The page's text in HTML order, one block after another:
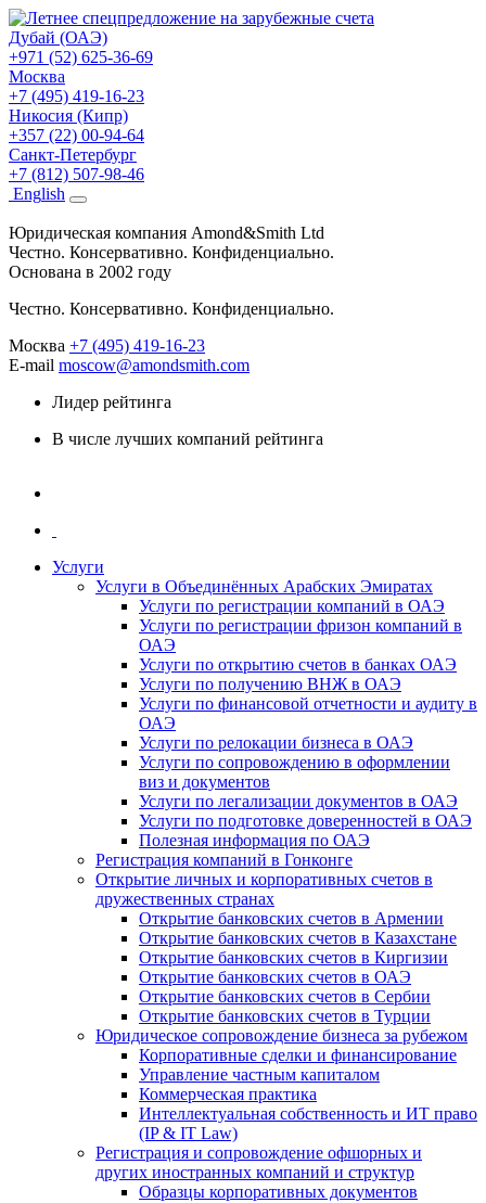
Дубай (ОАЭ)
+971 (52) 625-36-69
Москва
+7 (495) 419-16-23
Никосия (Кипр)
+357 (22) 00-94-64
Санкт-Петербург
+7 (812) 507-98-46
English
Юридическая компания Amond&Smith Ltd
Честно. Консервативно. Конфиденциально.
Основана в 2002 году
Честно. Консервативно. Конфиденциально.
Москва +7 (495) 419-16-23
E-mail moscow@amondsmith.com
Лидер рейтинга
В числе лучших компаний рейтинга
Услуги
Услуги в Объединённых Арабских Эмиратах
Услуги по регистрации компаний в ОАЭ
Услуги по регистрации фризон компаний в
ОАЭ
Услуги по открытию счетов в банках ОАЭ
Услуги по получению ВНЖ в ОАЭ
Услуги по финансовой отчетности и аудиту в
ОАЭ
Услуги по релокации бизнеса в ОАЭ
Услуги по сопровождению в оформлении
виз и документов
Услуги по легализации документов в ОАЭ
Услуги по подготовке доверенностей в ОАЭ
Полезная информация по ОАЭ
Регистрация компаний в Гонконге
Открытие личных и корпоративных счетов в
дружественных странах
Открытие банковских счетов в Армении
Открытие банковских счетов в Казахстане
Открытие банковских счетов в Киргизии
Открытие банковских счетов в ОАЭ
Открытие банковских счетов в Сербии
Открытие банковских счетов в Турции
Юридическое сопровождение бизнеса за рубежом
Корпоративные сделки и финансирование
Управление частным капиталом
Коммерческая практика
Интеллектуальная собственность и ИТ право
(IP & IT Law)
Регистрация и сопровождение офшорных и
других иностранных компаний и структур
Образцы корпоративных документов